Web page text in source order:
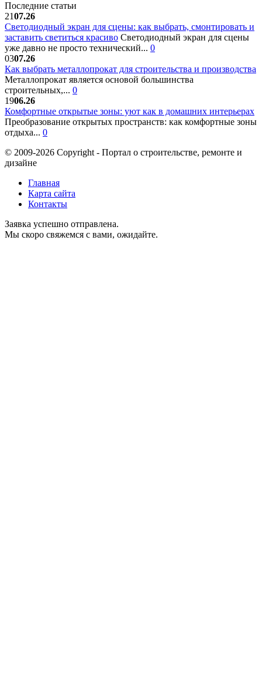
Последние статьи
2107.26
Светодиодный экран для сцены: как выбрать, смонтировать и
заставить светиться красиво Светодиодный экран для сцены
уже давно не просто технический... 0
0307.26
Как выбрать металлопрокат для строительства и производства
Металлопрокат является основой большинства
строительных,... 0
1906.26
Комфортные открытые зоны: уют как в домашних интерьерах
Преобразование открытых пространств: как комфортные зоны
отдыха... 0
© 2009-2026 Copyright - Портал о строительстве, ремонте и
дизайне
Главная
Карта сайта
Контакты
Заявка успешно отправлена.
Мы скоро свяжемся с вами, ожидайте.